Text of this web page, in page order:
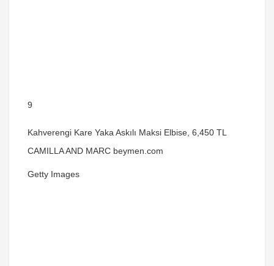
9
Kahverengi Kare Yaka Askılı Maksi Elbise, 6,450 TL
CAMILLA AND MARC beymen.com
Getty Images